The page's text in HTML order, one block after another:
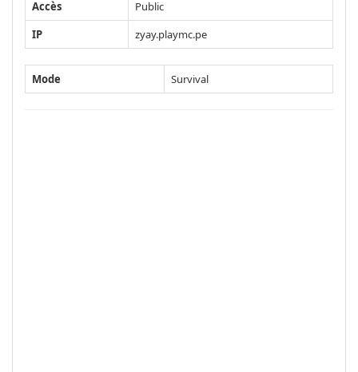
Accès
Public
IP
zyay.playmc.pe
Mode Survival